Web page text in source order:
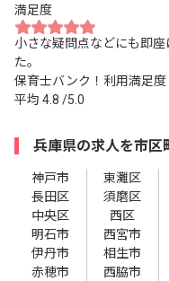
満足度
小さな疑問点などにも即
た。
保育士バンク！利用満足度
平均 4.8 /5.0
兵庫県の求人を市区
神戸市 東灘区
長田区
須磨区
中央区
西区
明石市
西宮市
伊丹市
相生市
赤穂市
西脇市